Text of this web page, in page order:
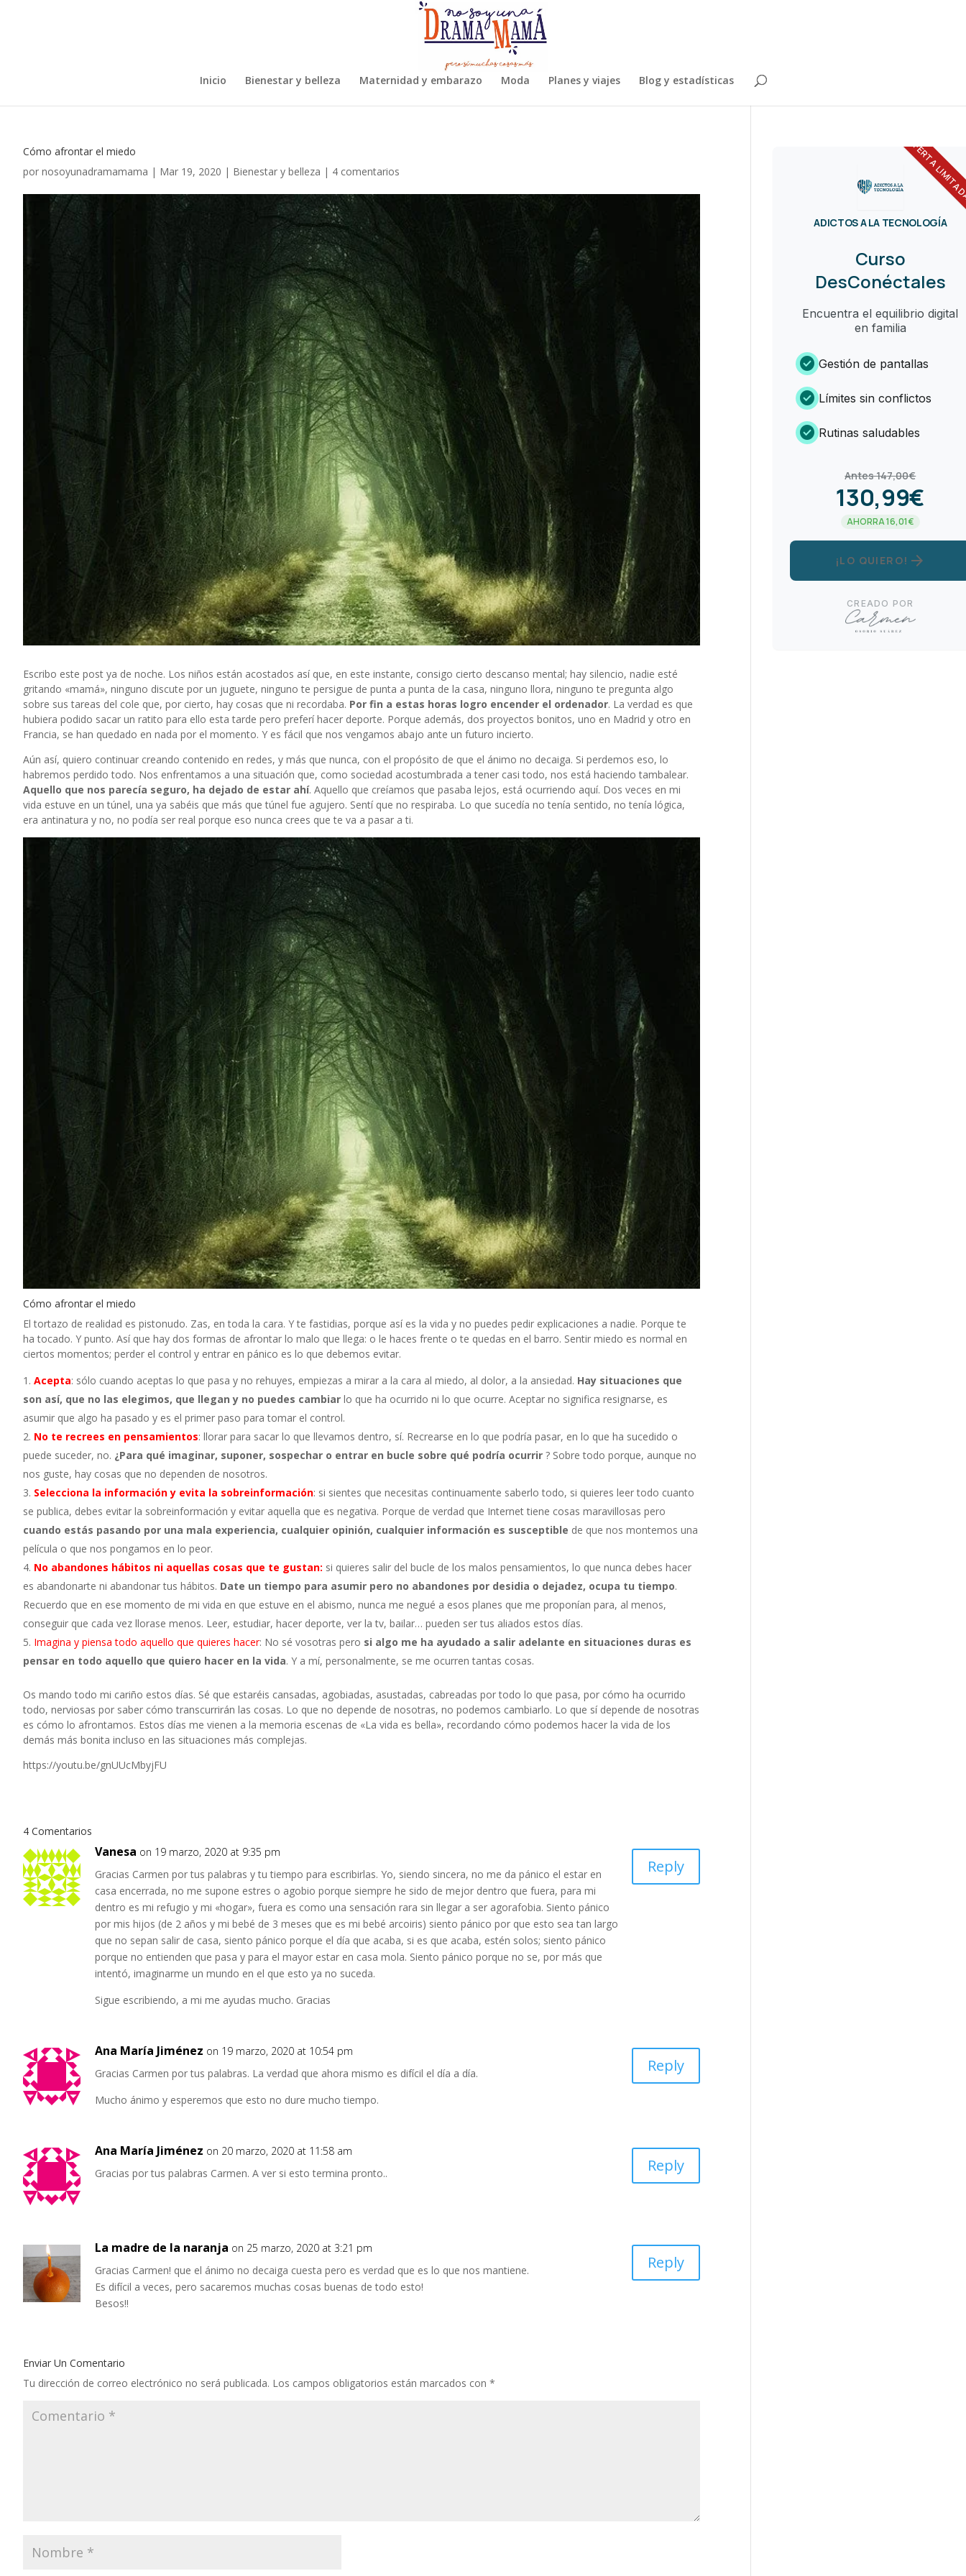
Inicio Bienestar y belleza Maternidad y embarazo Moda Planes y viajes Blog y estadísticas
Cómo afrontar el miedo
por nosoyunadramamama | Mar 19, 2020 | Bienestar y belleza | 4 comentarios
Escribo este post ya de noche. Los niños están acostados así que, en este instante, consigo cierto descanso mental; hay silencio, nadie esté
gritando «mamá», ninguno discute por un juguete, ninguno te persigue de punta a punta de la casa, ninguno llora, ninguno te pregunta algo
sobre sus tareas del cole que, por cierto, hay cosas que ni recordaba. Por fin a estas horas logro encender el ordenador. La verdad es que
hubiera podido sacar un ratito para ello esta tarde pero preferí hacer deporte. Porque además, dos proyectos bonitos, uno en Madrid y otro en
Francia, se han quedado en nada por el momento. Y es fácil que nos vengamos abajo ante un futuro incierto.
Aún así, quiero continuar creando contenido en redes, y más que nunca, con el propósito de que el ánimo no decaiga. Si perdemos eso, lo
habremos perdido todo. Nos enfrentamos a una situación que, como sociedad acostumbrada a tener casi todo, nos está haciendo tambalear.
Aquello que nos parecía seguro, ha dejado de estar ahí. Aquello que creíamos que pasaba lejos, está ocurriendo aquí. Dos veces en mi
vida estuve en un túnel, una ya sabéis que más que túnel fue agujero. Sentí que no respiraba. Lo que sucedía no tenía sentido, no tenía lógica,
era antinatura y no, no podía ser real porque eso nunca crees que te va a pasar a ti.
Cómo afrontar el miedo
El tortazo de realidad es pistonudo. Zas, en toda la cara. Y te fastidias, porque así es la vida y no puedes pedir explicaciones a nadie. Porque te
ha tocado. Y punto. Así que hay dos formas de afrontar lo malo que llega: o le haces frente o te quedas en el barro. Sentir miedo es normal en
ciertos momentos; perder el control y entrar en pánico es lo que debemos evitar.
Acepta: sólo cuando aceptas lo que pasa y no rehuyes, empiezas a mirar a la cara al miedo, al dolor, a la ansiedad. Hay situaciones que
son así, que no las elegimos, que llegan y no puedes cambiar lo que ha ocurrido ni lo que ocurre. Aceptar no significa resignarse, es
asumir que algo ha pasado y es el primer paso para tomar el control.
No te recrees en pensamientos: llorar para sacar lo que llevamos dentro, sí. Recrearse en lo que podría pasar, en lo que ha sucedido o
puede suceder, no. ¿Para qué imaginar, suponer, sospechar o entrar en bucle sobre qué podría ocurrir ? Sobre todo porque, aunque no
nos guste, hay cosas que no dependen de nosotros.
Selecciona la información y evita la sobreinformación: si sientes que necesitas continuamente saberlo todo, si quieres leer todo cuanto
se publica, debes evitar la sobreinformación y evitar aquella que es negativa. Porque de verdad que Internet tiene cosas maravillosas pero
cuando estás pasando por una mala experiencia, cualquier opinión, cualquier información es susceptible de que nos montemos una
película o que nos pongamos en lo peor.
No abandones hábitos ni aquellas cosas que te gustan: si quieres salir del bucle de los malos pensamientos, lo que nunca debes hacer
es abandonarte ni abandonar tus hábitos. Date un tiempo para asumir pero no abandones por desidia o dejadez, ocupa tu tiempo.
Recuerdo que en ese momento de mi vida en que estuve en el abismo, nunca me negué a esos planes que me proponían para, al menos,
conseguir que cada vez llorase menos. Leer, estudiar, hacer deporte, ver la tv, bailar… pueden ser tus aliados estos días.
Imagina y piensa todo aquello que quieres hacer: No sé vosotras pero si algo me ha ayudado a salir adelante en situaciones duras es
pensar en todo aquello que quiero hacer en la vida. Y a mí, personalmente, se me ocurren tantas cosas.
Os mando todo mi cariño estos días. Sé que estaréis cansadas, agobiadas, asustadas, cabreadas por todo lo que pasa, por cómo ha ocurrido
todo, nerviosas por saber cómo transcurrirán las cosas. Lo que no depende de nosotras, no podemos cambiarlo. Lo que sí depende de nosotras
es cómo lo afrontamos. Estos días me vienen a la memoria escenas de «La vida es bella», recordando cómo podemos hacer la vida de los
demás más bonita incluso en las situaciones más complejas.
https://youtu.be/gnUUcMbyjFU
4 Comentarios
Vanesa on 19 marzo, 2020 at 9:35 pm
Gracias Carmen por tus palabras y tu tiempo para escribirlas. Yo, siendo sincera, no me da pánico el estar en
casa encerrada, no me supone estres o agobio porque siempre he sido de mejor dentro que fuera, para mi
dentro es mi refugio y mi «hogar», fuera es como una sensación rara sin llegar a ser agorafobia. Siento pánico
por mis hijos (de 2 años y mi bebé de 3 meses que es mi bebé arcoiris) siento pánico por que esto sea tan largo
que no sepan salir de casa, siento pánico porque el día que acaba, si es que acaba, estén solos; siento pánico
porque no entienden que pasa y para el mayor estar en casa mola. Siento pánico porque no se, por más que
intentó, imaginarme un mundo en el que esto ya no suceda.
Sigue escribiendo, a mi me ayudas mucho. Gracias
Reply
Ana María Jiménez on 19 marzo, 2020 at 10:54 pm
Gracias Carmen por tus palabras. La verdad que ahora mismo es difícil el día a día.
Mucho ánimo y esperemos que esto no dure mucho tiempo.
Reply
Ana María Jiménez on 20 marzo, 2020 at 11:58 am
Gracias por tus palabras Carmen. A ver si esto termina pronto..
Reply
La madre de la naranja on 25 marzo, 2020 at 3:21 pm
Gracias Carmen! que el ánimo no decaiga cuesta pero es verdad que es lo que nos mantiene.
Es difícil a veces, pero sacaremos muchas cosas buenas de todo esto!
Besos!!
Reply
Enviar Un Comentario
Tu dirección de correo electrónico no será publicada. Los campos obligatorios están marcados con *
OFERTA
ADICTOS A LA TECNOLOGÍA
Curso
DesConéctales
Encuentra el equilibrio digital
en familia
check_circle Gestión de pantallas
check_circle Límites sin conflictos
check_circle Rutinas saludables
Antes 147,00€
130,99€
AHORRA 16,01€
¡LO QUIERO! arrow_forward
CREADO POR